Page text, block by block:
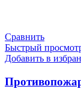
Сравнить
Быстрый
Добавить в